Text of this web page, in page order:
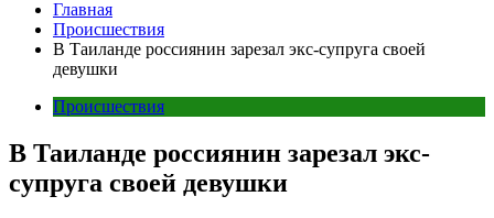
Главная
Происшествия
В Таиланде россиянин зарезал экс-супруга своей
девушки
Происшествия
В Таиланде россиянин зарезал экс-
супруга своей девушки